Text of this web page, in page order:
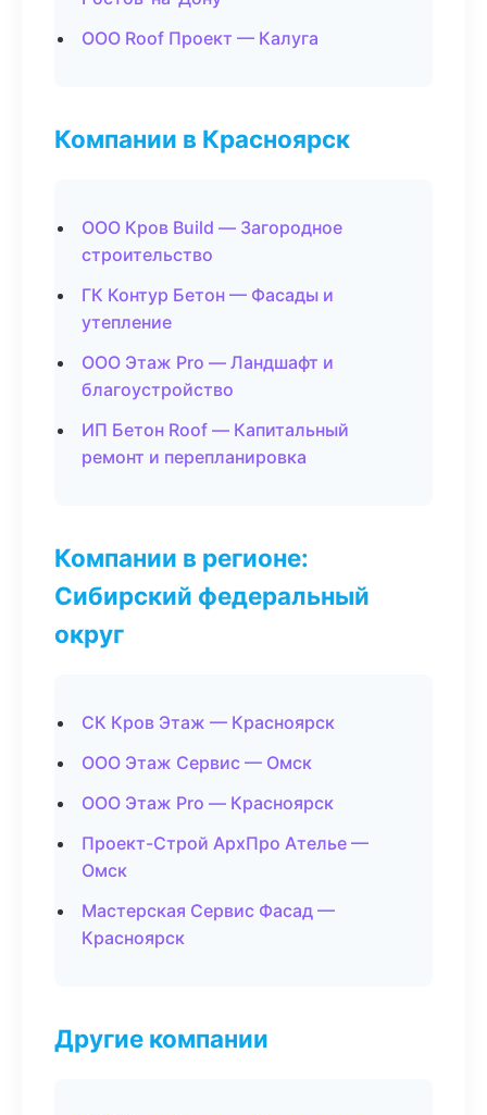
ООО Roof Проект — Калуга
Компании в Красноярск
ООО Кров Build — Загородное
строительство
ГК Контур Бетон — Фасады и
утепление
ООО Этаж Pro — Ландшафт и
благоустройство
ИП Бетон Roof — Капитальный
ремонт и перепланировка
Компании в регионе:
Сибирский федеральный
округ
СК Кров Этаж — Красноярск
ООО Этаж Сервис — Омск
ООО Этаж Pro — Красноярск
Проект-Строй АрхПро Ателье —
Омск
Мастерская Сервис Фасад —
Красноярск
Другие компании